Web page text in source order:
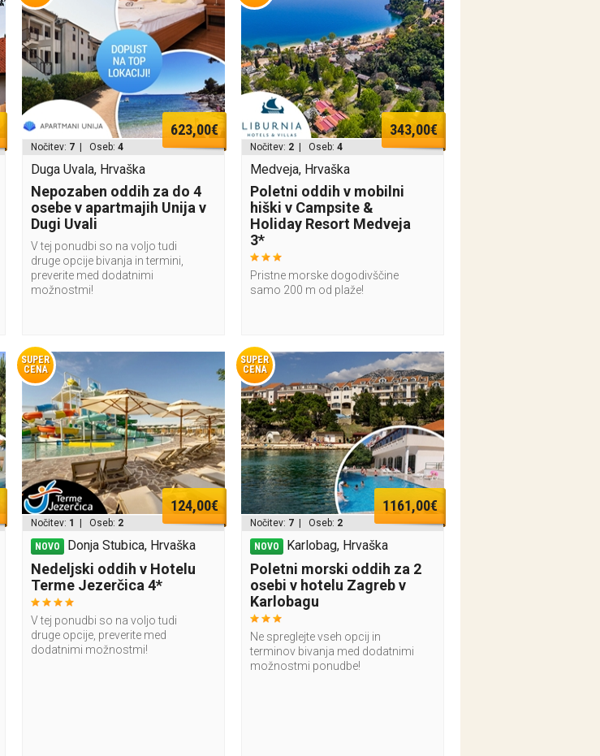
623,00€
Nočitev: 7 | Oseb: 4
Duga Uvala, Hrvaška
Nepozaben oddih za do 4
osebe v apartmajih Unija v
Dugi Uvali
V tej ponudbi so na voljo tudi
druge opcije bivanja in termini,
preverite med dodatnimi
možnostmi!
343,00€
Nočitev: 2 | Oseb: 4
Medveja, Hrvaška
Poletni oddih v mobilni
hiški v Campsite &
Holiday Resort Medveja
3*
Pristne morske dogodivščine
samo 200 m od plaže!
SUPER
CENA
124,00€
Nočitev: 1 | Oseb: 2
NOVO Donja Stubica, Hrvaška
Nedeljski oddih v Hotelu
Terme Jezerčica 4*
V tej ponudbi so na voljo tudi
druge opcije, preverite med
dodatnimi možnostmi!
SUPER
CENA
1161,00€
Nočitev: 7 | Oseb: 2
NOVO Karlobag, Hrvaška
Poletni morski oddih za 2
osebi v hotelu Zagreb v
Karlobagu
Ne spreglejte vseh opcij in
terminov bivanja med dodatnimi
možnostmi ponudbe!